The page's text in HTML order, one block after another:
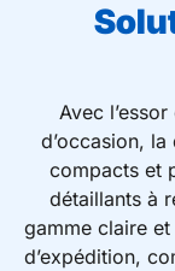
Avec
d’occasion, la
compacts et
détaillants à
gamme claire
d’expédition,